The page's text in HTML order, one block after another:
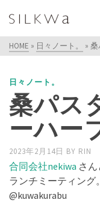
HOME » 日々ノート。 » 桑
日々ノート。
桑パス
ーハー
2023年2月14日 BY RIN
合同会社nekiwa さ
ランチミーティング。
@kuwakurabu